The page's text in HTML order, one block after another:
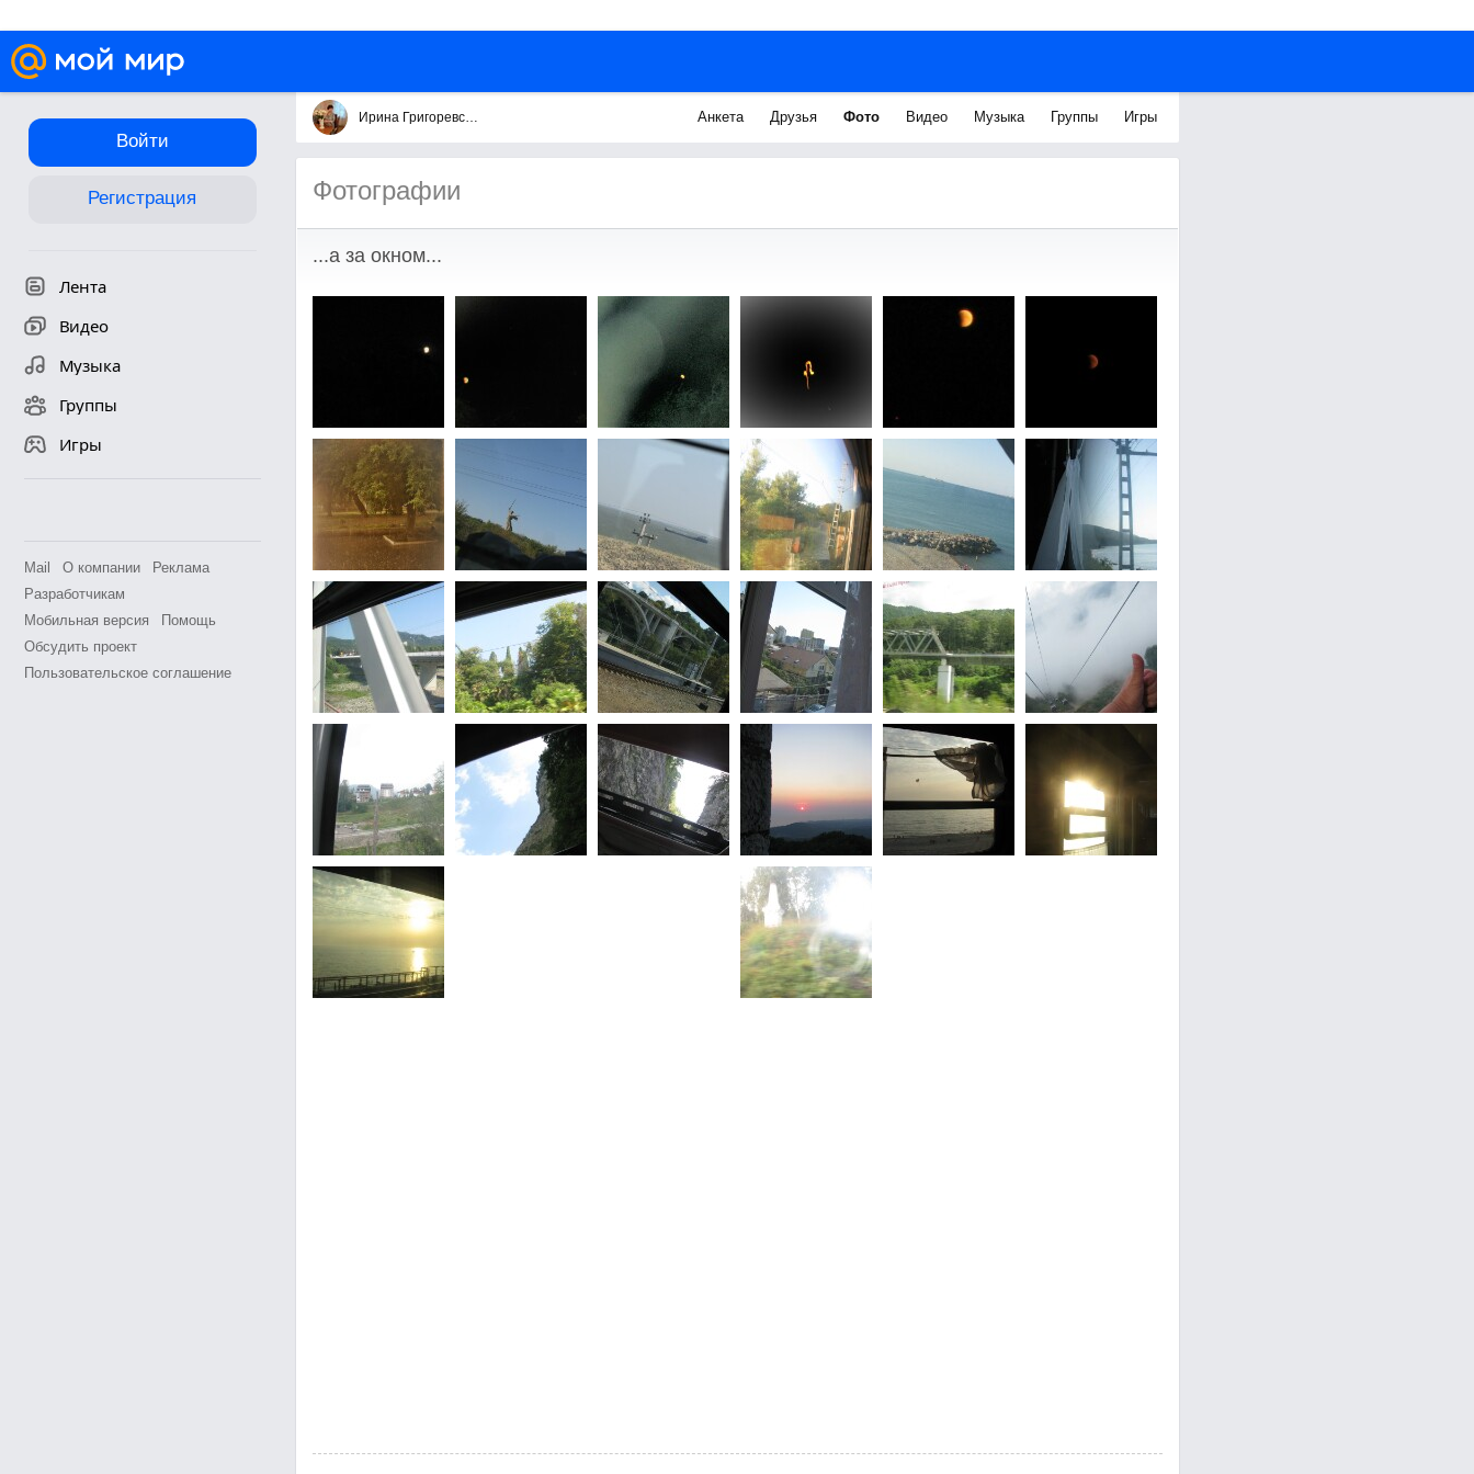
Войти
Регистрация
Лента
Видео
Музыка
Группы
Игры
Mail О компании
Реклама
Разработчикам
Мобильная версия
Помощь
Обсудить проект
Пользовательское соглашение
Ирина Григоревская Анкета Друзья Фото Видео Музыка Группы Игры
Фотографии
...а за окном...